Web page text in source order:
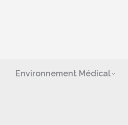
Environnement Médical